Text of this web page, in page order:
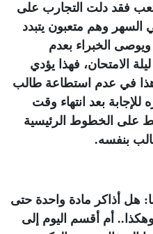
فقد دلت التجارب على
السهر وهم متعبون يتبدد
الخبراء بعدم
الامتحان، فهذا يؤدي
هذا في عدم استطاعة طالب
بعد انتهاء وقت
على الخطوط الرئيسية
بنفسه.
هل أذاكر مادة واحدة حتى
أم أقسم اليوم إلى